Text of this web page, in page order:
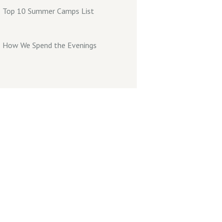
Top 10 Summer Camps List
How We Spend the Evenings